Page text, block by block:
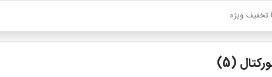
تخفیف ویژه
(5)